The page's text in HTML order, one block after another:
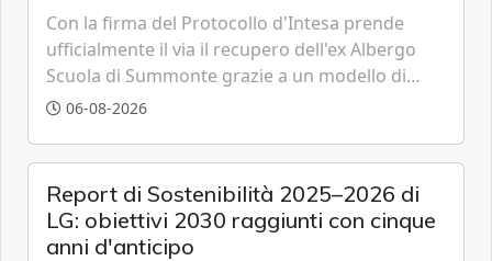
Con la firma del Protocollo d'Intesa prende
ufficialmente il via il recupero dell'ex Albergo
Scuola di Summonte grazie a un modello di
partenariato pubblico-privato e a una rete di
06-08-2026
Report di Sostenibilità 2025–2026 di
LG: obiettivi 2030 raggiunti con cinque
anni d'anticipo